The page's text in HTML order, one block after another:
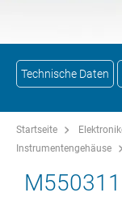
Technische Daten
Startseite
Instrumentengehäuse